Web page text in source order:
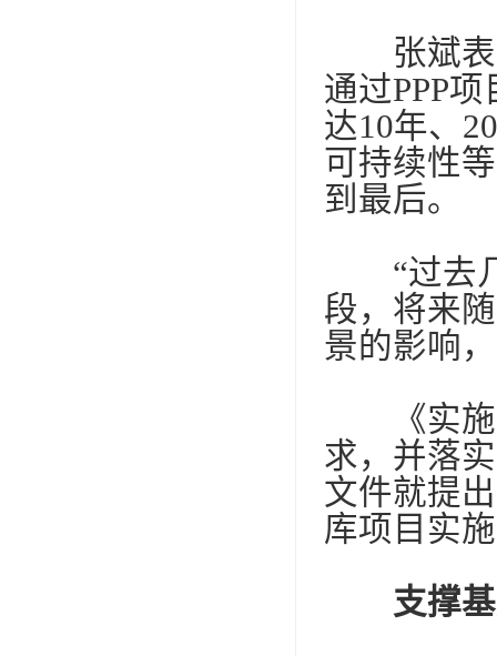
张斌表
通过PPP项
达10年、 20
可持续性
到最后。
“过去
段，将来
景的影响
《实施
求，并落
文件就提
库项目实
支撑